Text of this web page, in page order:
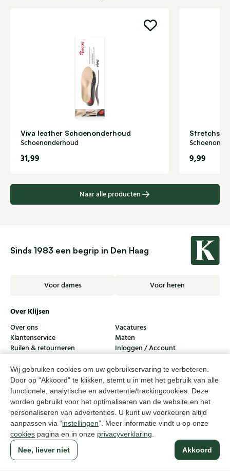
Wij gebruiken cookies om uw gebruikservaring te verbeteren.
Door op "Akkoord" te klikken, stemt u in met het gebruik van alle
functionele, analytische en advertentie/trackingcookies. Deze
worden gebruikt voor het optimaliseren van de website en het
personaliseren van advertenties. U kunt uw voorkeuren altijd
aanpassen via “instellingen”. Meer informatie vindt u op onze
cookies pagina en in onze privacyverklaring
Akkoord
Nee, liever niet
Viva leather Schoenonderhoud
Schoenonderhoud
31,99 9,99
Naar alle producten
Sinds 1983 een begrip in Den Haag
Voor dames Voor heren
Over Klijsen
Over ons
Vacatures
Klantenservice
Maten
Ruilen & retourneren
Inloggen / Account
Dameswinkel Klijsen
Herenwinkel Klijsen
Klantenservice
Volg ons
© Klijsen Schoenmode - 2026